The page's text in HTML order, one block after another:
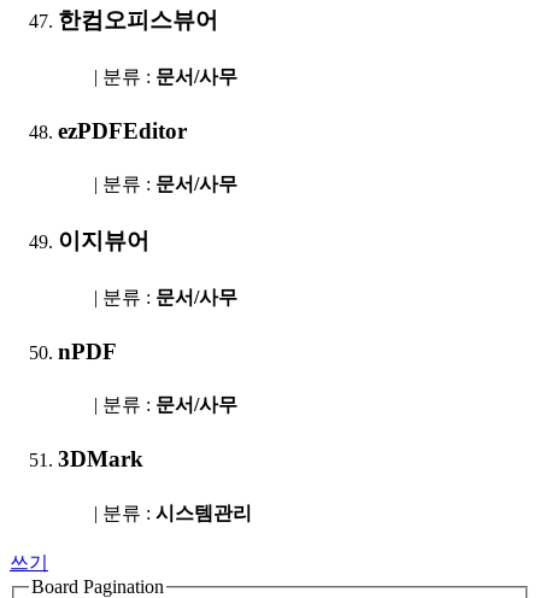
한컴오피스뷰어
| 분류 : 문서/사무
ezPDFEditor
| 분류 : 문서/사무
이지뷰어
| 분류 : 문서/사무
nPDF
| 분류 : 문서/사무
3DMark
| 분류 : 시스템관리
쓰기
Board Pagination